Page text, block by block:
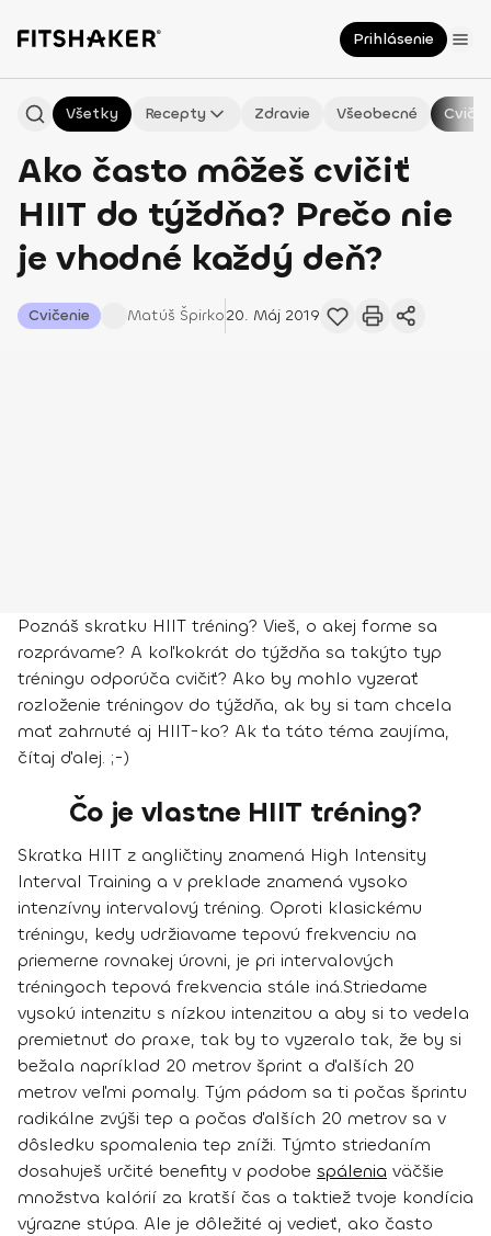
Prihlásenie
Všetky Recepty Zdravie Všeobecné
Ako často môžeš cvičiť
HIIT do týždňa? Prečo nie
je vhodné každý deň?
Cvičenie Matúš Špirko20. Máj 2019
Poznáš skratku HIIT tréning? Vieš, o akej forme sa
rozprávame? A koľkokrát do týždňa sa takýto typ
tréningu odporúča cvičiť? Ako by mohlo vyzerať
rozloženie tréningov do týždňa, ak by si tam chcela
mať zahrnuté aj HIIT-ko? Ak ťa táto téma zaujíma,
čítaj ďalej. ;-)
Čo je vlastne HIIT tréning?
Skratka HIIT z angličtiny znamená High Intensity
Interval Training a v preklade znamená vysoko
intenzívny intervalový tréning. Oproti klasickému
tréningu, kedy udržiavame tepovú frekvenciu na
priemerne rovnakej úrovni, je pri intervalových
tréningoch tepová frekvencia stále iná.Striedame
vysokú intenzitu s nízkou intenzitou a aby si to vedela
premietnuť do praxe, tak by to vyzeralo tak, že by si
bežala napríklad 20 metrov šprint a ďalších 20
metrov veľmi pomaly. Tým pádom sa ti počas šprintu
radikálne zvýši tep a počas ďalších 20 metrov sa v
dôsledku spomalenia tep zníži. Týmto striedaním
dosahuješ určité benefity v podobe spálenia väčšie
množstva kalórií za kratší čas a taktiež tvoje kondícia
výrazne stúpa. Ale je dôležité aj vedieť, ako často